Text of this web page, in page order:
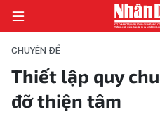
TRANG CHỦ
CHUYÊN ĐỀ
Thiết lập quy
đỡ thiện tâm